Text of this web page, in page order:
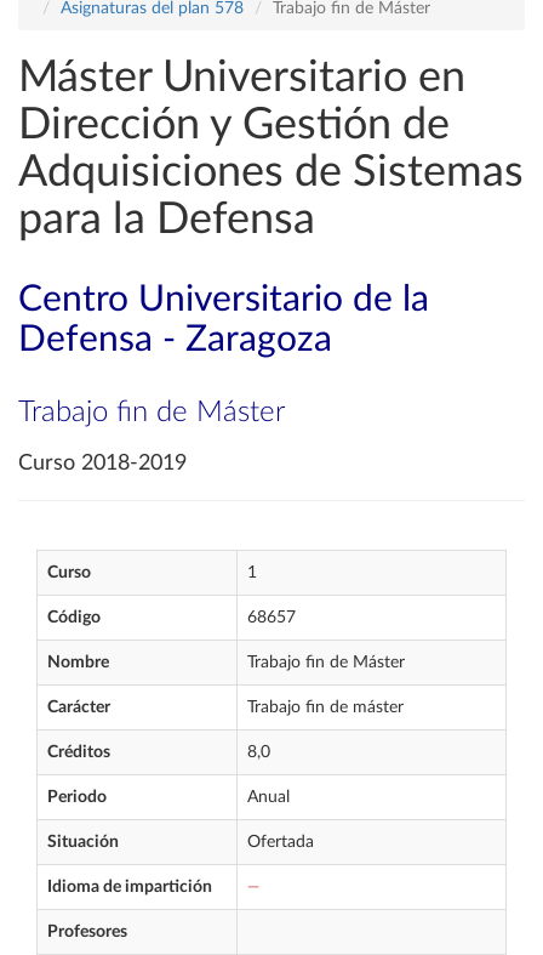
Asignaturas del plan 578
Trabajo fin de Máster
Máster Universitario en
Dirección y Gestión de
Adquisiciones de Sistemas
para la Defensa
Centro Universitario de la
Defensa - Zaragoza
Trabajo fin de Máster
Curso 2018-2019
Curso 1
Código 68657
Nombre Trabajo fin de Máster
Carácter Trabajo fin de máster
Créditos 8,0
Periodo Anual
Situación Ofertada
Idioma de impartición —
Profesores